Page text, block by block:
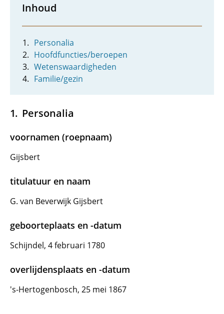
Inhoud
Personalia
Hoofdfuncties/beroepen
Wetenswaardigheden
Familie/gezin
Personalia
voornamen (roepnaam)
Gijsbert
titulatuur en naam
G. van Beverwijk Gijsbert
geboorteplaats en -datum
Schijndel, 4 februari 1780
overlijdensplaats en -datum
's-Hertogenbosch, 25 mei 1867